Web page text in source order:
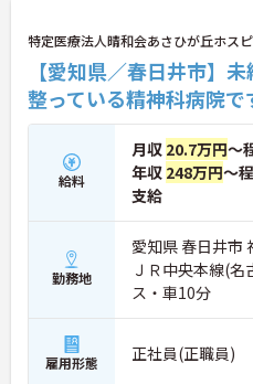
詳細等についてはお電話でご案
で、お気軽にお問い合わせ下さい！
特定医療法人晴和会あさひが丘ホス
【愛知県／春日井市】
整っている精神科病院
給料
月収 20.7万円～
年収 248万円～
支給
勤務地
愛知県 春日井市
ＪＲ中央本線(
ス・車10分
雇用形態 正社員(正職員)